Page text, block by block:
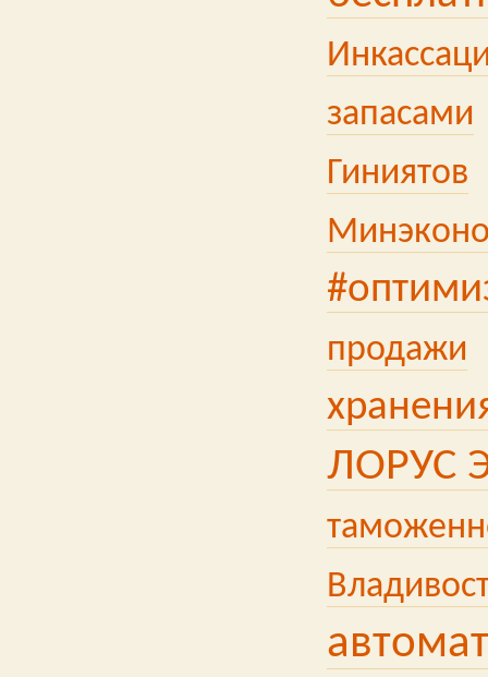
запасами
Гиниятов
продажи
ЛОРУС